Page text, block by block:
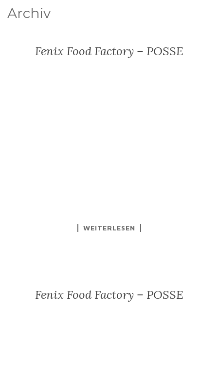
Archiv
Fenix Food Factory – POSSE
WEITERLESEN
Fenix Food Factory – POSSE